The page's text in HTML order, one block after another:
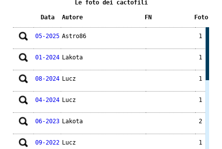
Le foto dei cactofili
Data Autore FN Foto
05-2025 Astro86 1
01-2024 Lakota 1
08-2024 Lucz 1
04-2024 Lucz 1
06-2023 Lakota 2
09-2022 Lucz 1